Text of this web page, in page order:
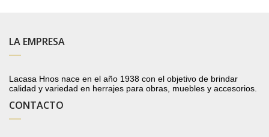
LA EMPRESA
Lacasa Hnos nace en el año 1938 con el objetivo de brindar
calidad y variedad en herrajes para obras, muebles y accesorios.
CONTACTO